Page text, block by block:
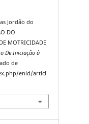
Jordão do
DO
MOTRICIDADE
De Iniciação à
de
enid/articl